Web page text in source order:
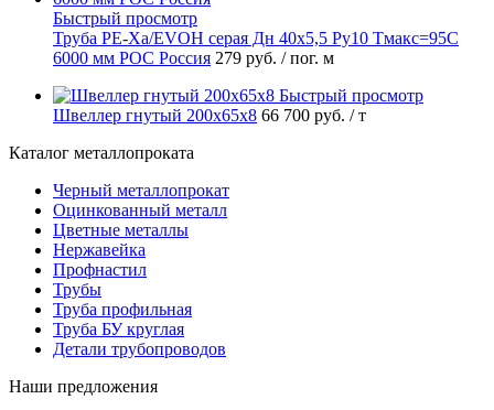
Быстрый просмотр
Труба PE-Xa/EVOH серая Дн 40х5,5 Ру10 Тмакс=95C
6000 мм РОС Россия 279 руб. / пог. м
Быстрый просмотр
Швеллер гнутый 200х65х8 66 700 руб. / т
Каталог металлопроката
Черный металлопрокат
Оцинкованный металл
Цветные металлы
Нержавейка
Профнастил
Трубы
Труба профильная
Труба БУ круглая
Детали трубопроводов
Наши предложения